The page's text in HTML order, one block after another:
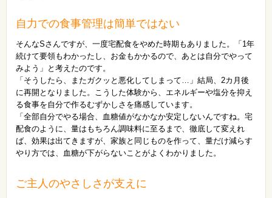
自力での食事管理は簡単ではない
そんなSさんですが、一度宅配食をやめた時期もありました。「1年
続けて要領もわかったし、お金もかかるので、あとは自分でやって
みよう」と考えたのです。
「そうしたら、またガクッと悪化してしまって…」結局、2カ月後
に再開となりました。こうした体験から、エネルギーや塩分を抑え
る食事を自分で作るむずかしさを痛感しています。
「全部自分でやる場合、血糖値がなかなか安定しないんですね。宅
配食のように、量はもちろん調味料に至るまで、徹底して変えれ
ば、効果は出てきますが、家族と同じものを作って、量だけ減らす
やり方では、血糖が下がらないことがよくわかりました。
ご主人のやさしさが支えに